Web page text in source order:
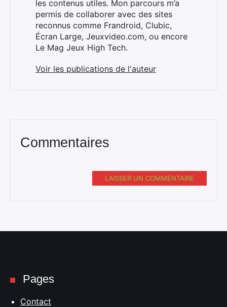
les contenus utiles. Mon parcours m’a
permis de collaborer avec des sites
reconnus comme Frandroid, Clubic,
Écran Large, Jeuxvideo.com, ou encore
Le Mag Jeux High Tech.
Voir les publications de l'auteur
Commentaires
LAISSER UN COMMENTAIRE
Pages
Contact
Rechercher